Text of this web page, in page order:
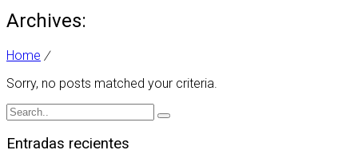
Archives:
Home /
Sorry, no posts matched your criteria.
Entradas recientes